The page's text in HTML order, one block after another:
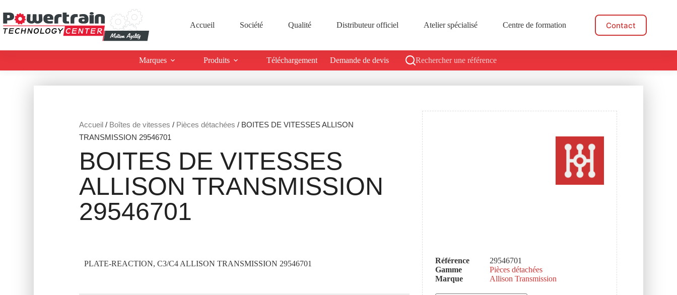
Accueil Société Qualité Distributeur officiel Atelier spécialisé Centre de formation Actualités
Contact
Marques Produits Téléchargement Demande de devis Rechercher une référence
Accueil / Boîtes de vitesses / Pièces détachées / BOITES DE VITESSES ALLISON
TRANSMISSION 29546701
BOITES DE VITESSES
ALLISON TRANSMISSION
29546701
PLATE-REACTION, C3/C4 ALLISON TRANSMISSION 29546701 Référence
29546701
Gamme
Pièces détachées
Marque
Allison Transmission